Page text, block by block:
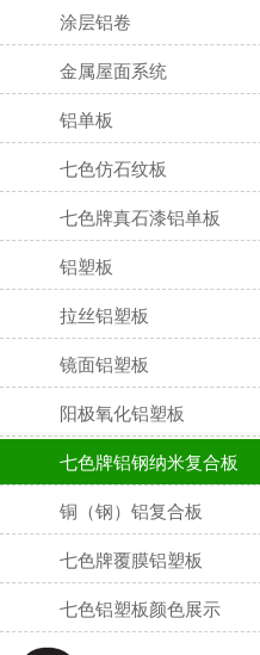
涂层铝卷
金属屋面系统
铝单板
七色仿石纹板
七色牌真石漆铝单板
铝塑板
拉丝铝塑板
镜面铝塑板
阳极氧化铝塑板
七色牌铝钢纳米复合板
铜（钢）铝复合板
七色牌覆膜铝塑板
七色铝塑板颜色展示